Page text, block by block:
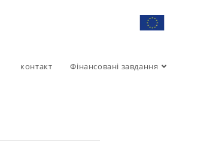
контакт Фінансовані завдання